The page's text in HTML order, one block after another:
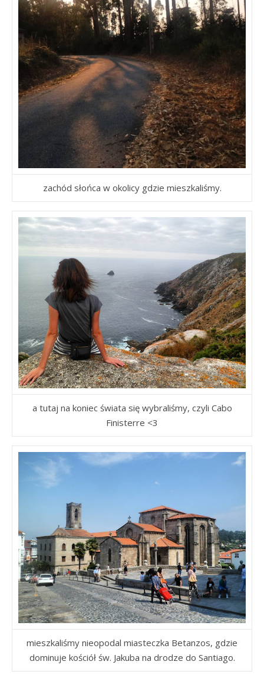
zachód słońca w okolicy gdzie mieszkaliśmy.
a tutaj na koniec świata się wybraliśmy, czyli Cabo
Finisterre <3
mieszkaliśmy nieopodal miasteczka Betanzos, gdzie
dominuje kościół św. Jakuba na drodze do Santiago.